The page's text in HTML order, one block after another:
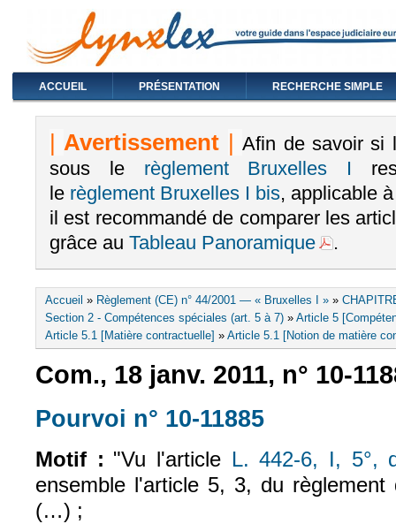
ACCUEIL PRÉSENTATION RECHERCHE SIMPLE
|Avertissement | Afin de savoir si
sous le règlement Bruxelles I
le règlement Bruxelles I bis, applicable
il est recommandé de comparer les
grâce au Tableau Panoramique .
Vous êtes ici
Accueil » Règlement (CE) n° 44/2001 — « Bruxelles I » »
Section 2 - Compétences spéciales (art. 5 à 7) » Article 5
Article 5.1 [Matière contractuelle] » Article 5.1 [Notion de matière
Com., 18 janv. 2011, n° 10-
Pourvoi n° 10-11885
Motif : "Vu l'article L. 442-6, I, 5°,
ensemble l'article 5, 3, du règlement
(…) ;